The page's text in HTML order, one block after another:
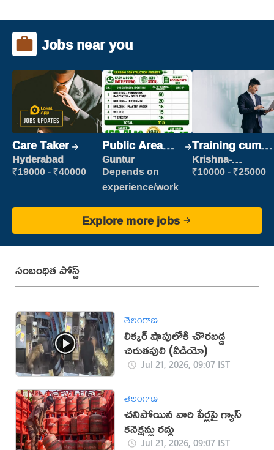
Jobs near you
Care Taker
Hyderabad
₹19000 - ₹40000
Public Area
Cleaner
Guntur
Depends on
experience/work
Training cum
Placement
Krishna-
vijayawada
₹10000 - ₹25000
Explore more jobs
సంబంధిత పోస్ట్
తెలంగాణ
లిక్కర్ షాపులోకి చొరబడ్డ
చిరుతపులి (వీడియో)
Jul 21, 2026, 09:07 IST
తెలంగాణ
చనిపోయిన వారి పేర్లపై గ్యాస్
కనెక్షన్లు రద్దు
Jul 21, 2026, 09:07 IST